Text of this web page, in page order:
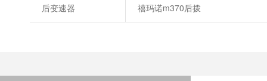
后变速器 禧玛诺m370后拨